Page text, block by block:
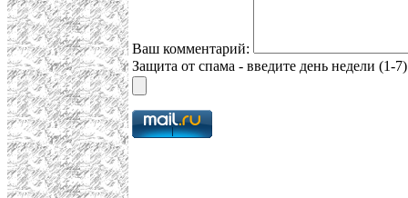
Ваш комментарий:
Защита от спама - введите день недели (1-